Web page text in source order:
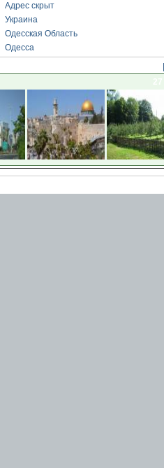
Адрес скрыт
Украина
Одесская Область
Одесса